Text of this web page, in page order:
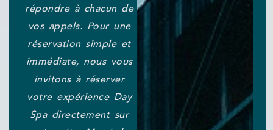
répondre à chacun de
vos appels. Pour une
réservation simple et
immédiate, nous vous
invitons à réserver
votre expérience Day
Spa directement sur